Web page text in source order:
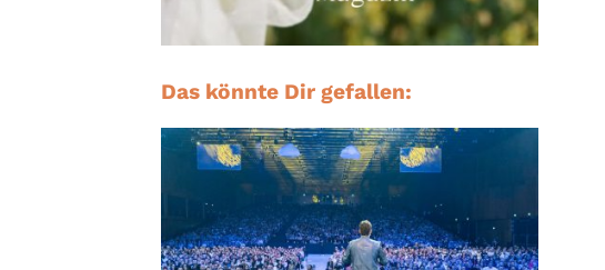
Das könnte Dir gefallen: